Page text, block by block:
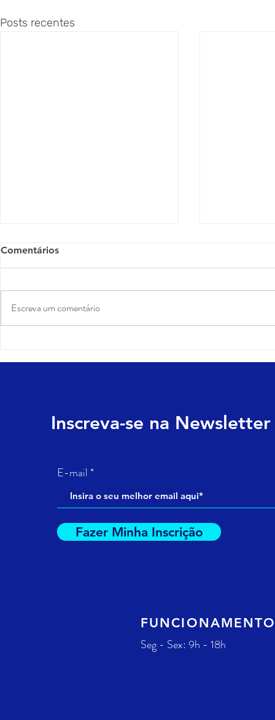
Posts recentes
planejamento de conteúdo
que
Comentários
Escreva um comentário
Inscreva-se na
E-mail
Fazer Minha Inscrição
Seg - Sex: 9h - 18h